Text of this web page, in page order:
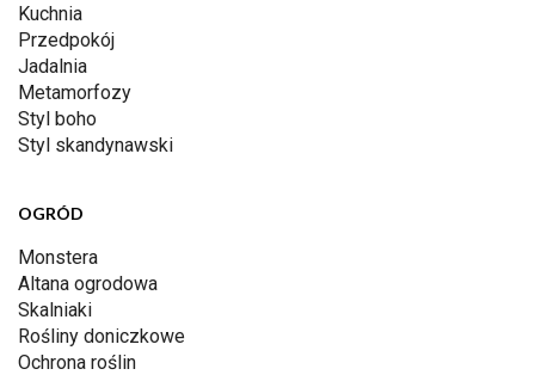
Kuchnia
Przedpokój
Jadalnia
Metamorfozy
Styl boho
Styl skandynawski
OGRÓD
Monstera
Altana ogrodowa
Skalniaki
Rośliny doniczkowe
Ochrona roślin